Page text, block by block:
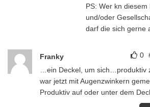
PS: Wer kn
und/oder
darf die sich gerne
0
Franky
…ein Deckel, um sich…produktiv
war jetzt mit Augenzwinkern
Produktiv auf oder unter dem